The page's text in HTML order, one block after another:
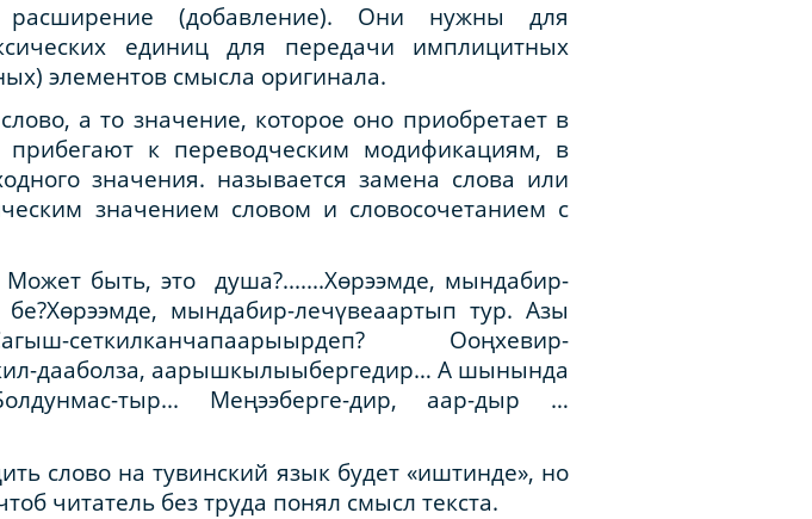
(добавление). Они нужны для
единиц для передачи имплицитных
элементов смысла оригинала.
а то значение, которое оно приобретает в
прибегают к переводческим модификациям, в
значения. называется замена слова или
значени­ем словом и словосочетанием с
быть, это душа?.......Хөрээмде, мындабир-
мындабир-лечүвеаартып тур. Азы
Ооңхевир-
дааболза, аарышкылыыбергедир… А шынында
тыр... Меңээберге-дир, аар-дыр …
слово на тувинский язык будет «иштинде», но
читатель без труда понял смысл текста.